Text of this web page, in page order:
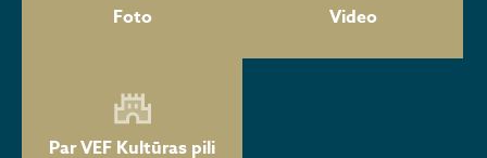
Foto Video
Par VEF Kultūras pili